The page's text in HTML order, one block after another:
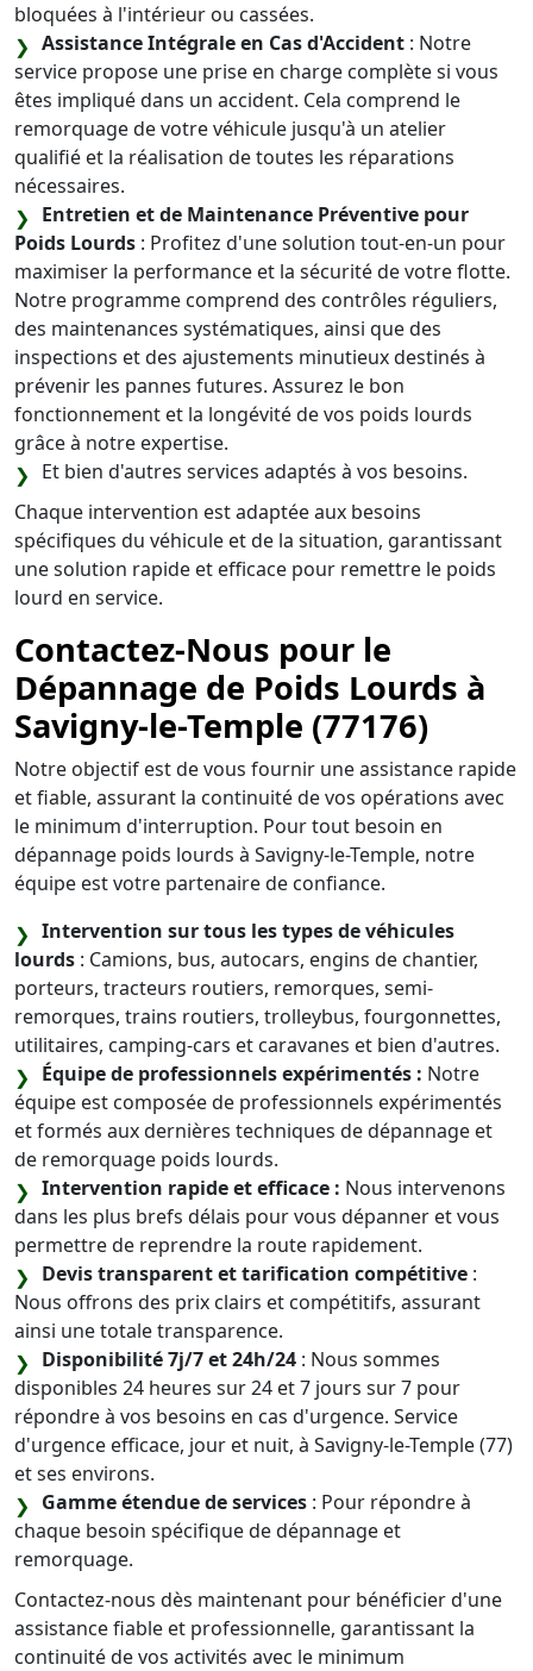
bloquées à l'intérieur ou cassées.
Assistance Intégrale en Cas d'Accident : Notre
service propose une prise en charge complète si vous
êtes impliqué dans un accident. Cela comprend le
remorquage de votre véhicule jusqu'à un atelier
qualifié et la réalisation de toutes les réparations
nécessaires.
Entretien et de Maintenance Préventive pour
Poids Lourds : Profitez d'une solution tout-en-un pour
maximiser la performance et la sécurité de votre flotte.
Notre programme comprend des contrôles réguliers,
des maintenances systématiques, ainsi que des
inspections et des ajustements minutieux destinés à
prévenir les pannes futures. Assurez le bon
fonctionnement et la longévité de vos poids lourds
grâce à notre expertise.
Et bien d'autres services adaptés à vos besoins.
Chaque intervention est adaptée aux besoins
spécifiques du véhicule et de la situation, garantissant
une solution rapide et efficace pour remettre le poids
lourd en service.
Contactez-Nous pour le
Dépannage de Poids Lourds à
Savigny-le-Temple (77176)
Notre objectif est de vous fournir une assistance rapide
et fiable, assurant la continuité de vos opérations avec
le minimum d'interruption. Pour tout besoin en
dépannage poids lourds à Savigny-le-Temple, notre
équipe est votre partenaire de confiance.
Intervention sur tous les types de véhicules
lourds : Camions, bus, autocars, engins de chantier,
porteurs, tracteurs routiers, remorques, semi-
remorques, trains routiers, trolleybus, fourgonnettes,
utilitaires, camping-cars et caravanes et bien d'autres.
Équipe de professionnels expérimentés : Notre
équipe est composée de professionnels expérimentés
et formés aux dernières techniques de dépannage et
de remorquage poids lourds.
Intervention rapide et efficace : Nous intervenons
dans les plus brefs délais pour vous dépanner et vous
permettre de reprendre la route rapidement.
Devis transparent et tarification compétitive :
Nous offrons des prix clairs et compétitifs, assurant
ainsi une totale transparence.
Disponibilité 7j/7 et 24h/24 : Nous sommes
disponibles 24 heures sur 24 et 7 jours sur 7 pour
répondre à vos besoins en cas d'urgence. Service
d'urgence efficace, jour et nuit, à Savigny-le-Temple (77)
et ses environs.
Gamme étendue de services : Pour répondre à
chaque besoin spécifique de dépannage et
remorquage.
Contactez-nous dès maintenant pour bénéficier d'une
assistance fiable et professionnelle, garantissant la
continuité de vos activités avec le minimum